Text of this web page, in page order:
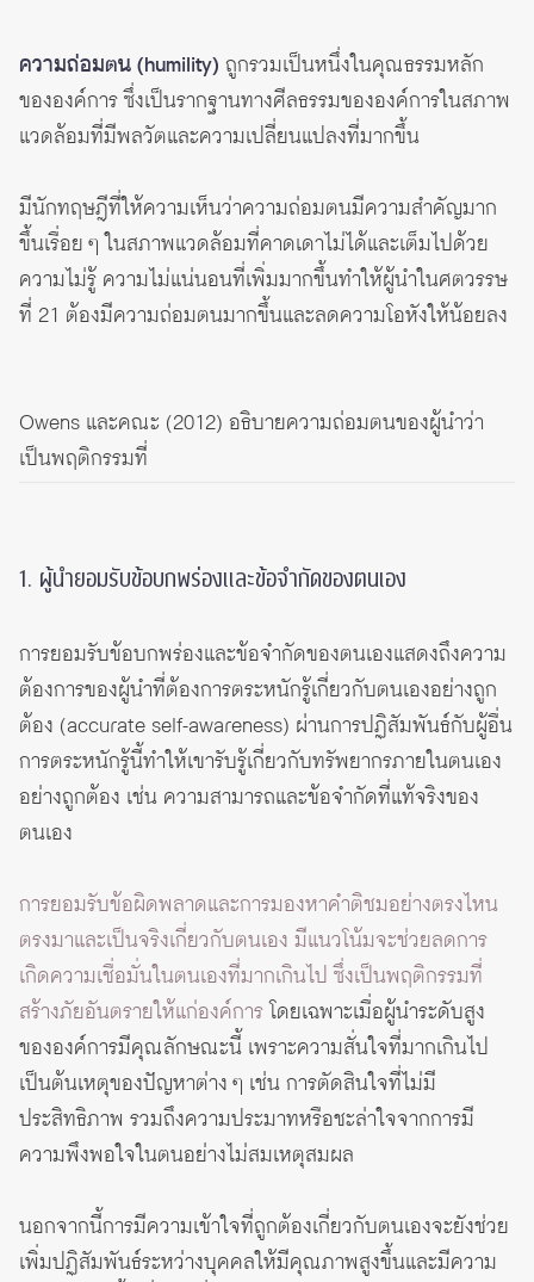
ความถ่อมตน (humility) ถูกรวมเป็นหนึ่งในคุณธรรมหลัก
ขององค์การ ซึ่งเป็นรากฐานทางศีลธรรมขององค์การในสภาพ
แวดล้อมที่มีพลวัตและความเปลี่ยนแปลงที่มากขึ้น
มีนักทฤษฎีที่ให้ความเห็นว่าความถ่อมตนมีความสำคัญมาก
ขึ้นเรื่อย ๆ ในสภาพแวดล้อมที่คาดเดาไม่ได้และเต็มไปด้วย
ความไม่รู้ ความไม่แน่นอนที่เพิ่มมากขึ้นทำให้ผู้นำในศตวรรษ
ที่ 21 ต้องมีความถ่อมตนมากขึ้นและลดความโอหังให้น้อยลง
Owens และคณะ (2012) อธิบายความถ่อมตนของผู้นำว่า
เป็นพฤติกรรมที่
1. ผู้นำยอมรับข้อบกพร่องและข้อจำกัดของตนเอง
การยอมรับข้อบกพร่องและข้อจำกัดของตนเองแสดงถึงความ
ต้องการของผู้นำที่ต้องการตระหนักรู้เกี่ยวกับตนเองอย่างถูก
ต้อง (accurate self-awareness) ผ่านการปฏิสัมพันธ์กับผู้อื่น
การตระหนักรู้นี้ทำให้เขารับรู้เกี่ยวกับทรัพยากรภายในตนเอง
อย่างถูกต้อง เช่น ความสามารถและข้อจำกัดที่แท้จริงของ
ตนเอง
การยอมรับข้อผิดพลาดและการมองหาคำติชมอย่างตรงไหน
ตรงมาและเป็นจริงเกี่ยวกับตนเอง มีแนวโน้มจะช่วยลดการ
เกิดความเชื่อมั่นในตนเองที่มากเกินไป ซึ่งเป็นพฤติกรรมที่
สร้างภัยอันตรายให้แก่องค์การโดยเฉพาะเมื่อผู้นำระดับสูง
ขององค์การมีคุณลักษณะนี้ เพราะความสั่นใจที่มากเกินไป
เป็นต้นเหตุของปัญหาต่าง ๆ เช่น การตัดสินใจที่ไม่มี
ประสิทธิภาพ รวมถึงความประมาทหรือชะล่าใจจากการมี
ความพึงพอใจในตนอย่างไม่สมเหตุสมผล
นอกจากนี้การมีความเข้าใจที่ถูกต้องเกี่ยวกับตนเองจะยังช่วย
เพิ่มปฏิสัมพันธ์ระหว่างบุคคลให้มีคุณภาพสูงขึ้นและมีความ